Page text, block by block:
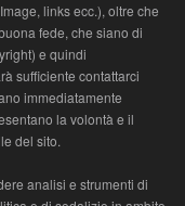
links ecc.), oltre che
fede, che siano di
e quindi
sufficiente contattarci
immediatamente
la volontà e il
del sito.
analisi e strumenti di